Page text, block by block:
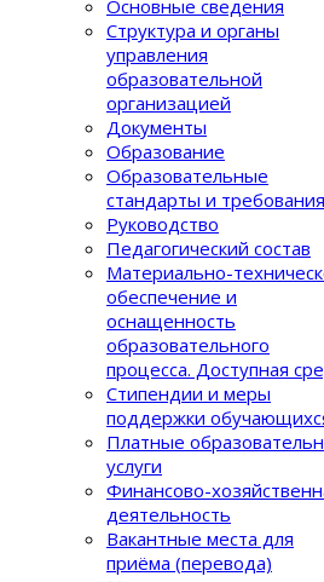
Основные сведения
Структура и органы
управления
образовательной
организацией
Документы
Образование
Образовательные
стандарты и требования
Руководство
Педагогический состав
Материально-
обеспечение и
оснащенность
образовательного
процеcса. Доступная
Стипендии и меры
поддержки
Платные
услуги
Финансово-
деятельность
Вакантные места для
приёма (перевода)